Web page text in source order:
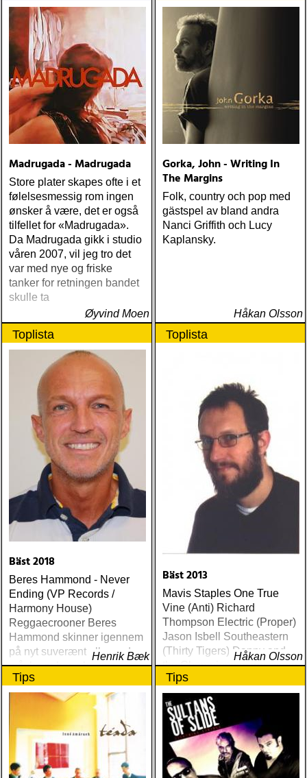
one-drop
Madrugada - Madrugada
Store plater skapes ofte i et
følelsesmessig rom ingen
ønsker å være, det er også
tilfellet for «Madrugada».
Da Madrugada gikk i studio
våren 2007, vil jeg tro det
var med nye og friske
tanker for retningen bandet
skulle ta
Øyvind Moen
Gorka, John - Writing In
The Margins
Folk, country och pop med
gästspel av bland andra
Nanci Griffith och Lucy
Kaplansky.
Håkan Olsson
Toplista
Bäst 2018
Beres Hammond - Never
Ending (VP Records /
Harmony House)
Reggaecrooner Beres
Hammond skinner igennem
på nyt suverænt album, der
måske er hans bedste
gennem tiderne
Henrik Bæk
Toplista
Bäst 2013
Mavis Staples One True
Vine (Anti) Richard
Thompson Electric (Proper)
Jason Isbell Southeastern
(Thirty Tigers) Danny and
the Champions of the World
Stay True (Loose) Slow Fox
Just Like the Birds (Rootsy)
Steve Earle The Low
Highway (New West) Bob
Dylan Another Self Portrait
(Columbia) Halden Electric
Women (Rootsy) Rokia
Håkan Olsson
Tips Tips